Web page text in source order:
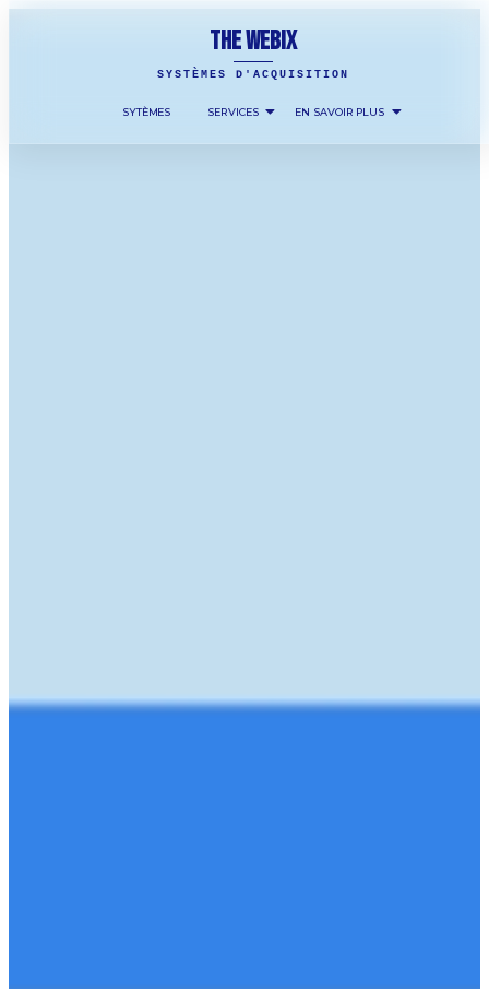
THE WEBIX
SYSTÈMES D'ACQUISITION
SYTÈMES SERVICES EN SAVOIR PLUS